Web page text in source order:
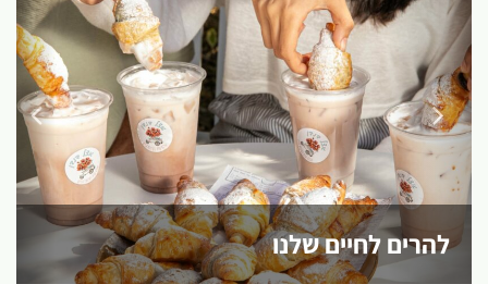
להרים לחיים שלנו